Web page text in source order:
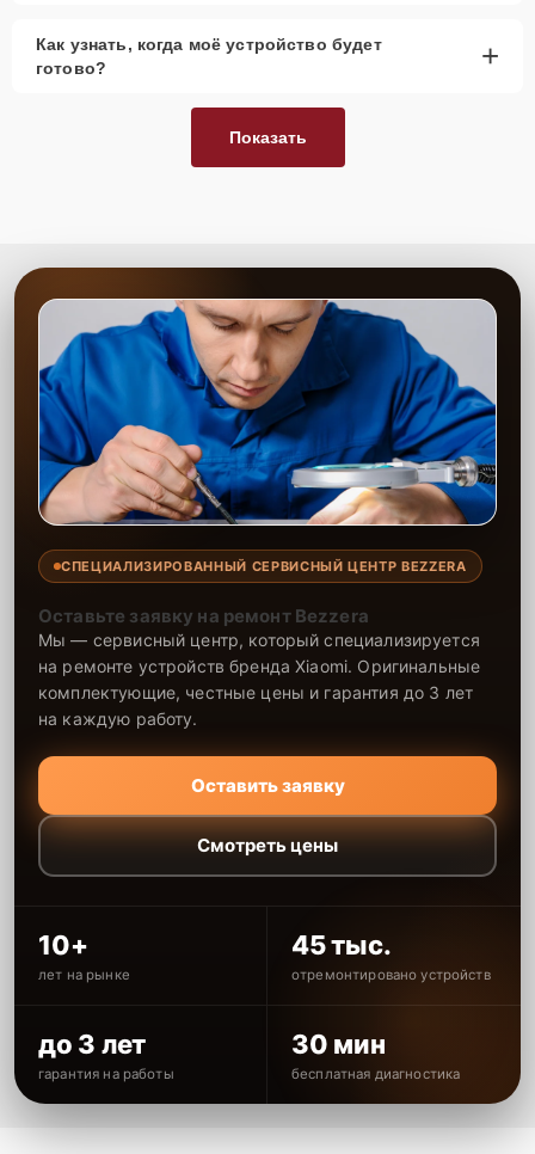
Как узнать, когда моё устройство будет
готово?
+
Показать
СПЕЦИАЛИЗИРОВАННЫЙ СЕРВИСНЫЙ ЦЕНТР BEZZERA
Оставьте заявку на ремонт Bezzera
Мы — сервисный центр, который специализируется
на ремонте устройств бренда Xiaomi. Оригинальные
комплектующие, честные цены и гарантия до 3 лет
на каждую работу.
Оставить заявку
Смотреть цены
10+
лет на рынке
45 тыс.
отремонтировано устройств
до 3 лет
гарантия на работы
30 мин
бесплатная диагностика